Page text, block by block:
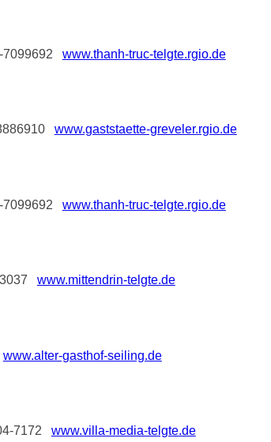
7099692 www.thanh-truc-telgte.rgio.de
www.gaststaette-greveler.rgio.de
7099692 www.thanh-truc-telgte.rgio.de
3037 www.mittendrin-telgte.de
www.alter-gasthof-seiling.de
7172 www.villa-media-telgte.de